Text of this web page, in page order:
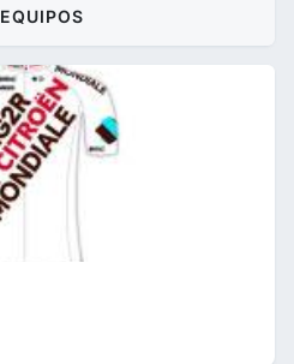
EQUIPOS